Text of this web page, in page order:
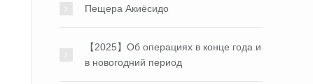
Пещера Акиёсидо
【2025】Об операциях в конце года и
в новогодний период